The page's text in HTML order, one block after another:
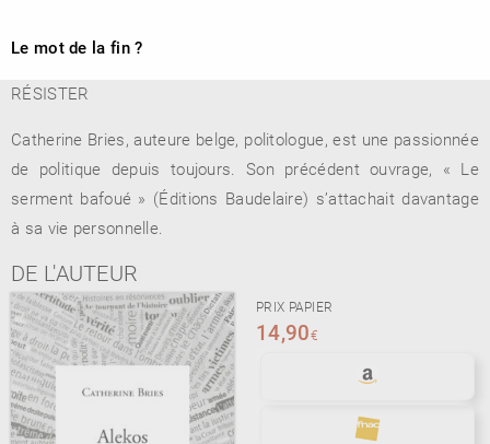
Catherine Bries, auteure belge, politologue, est une passionnée
de politique depuis toujours. Son précédent ouvrage, « Le
serment bafoué » (Éditions Baudelaire) s’attachait davantage
à sa vie personnelle.
DE L'AUTEUR
PRIX PAPIER
14,90€
Le mot de la fin ?
RÉSISTER